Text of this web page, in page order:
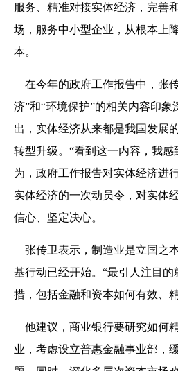
服务、精准对接实体经济，完善
场，服务中小型企业，从根本上
本。
在今年的政府工作报告中，张
济”和“环境保护”的相关内容印
出，实体经济从来都是我国发展
转型升级。“看到这一内容，我感
为，政府工作报告对实体经济进
实体经济的一次动员令，对实体
信心、坚定决心。
张传卫表示，制造业是立国之
基行动已经开始。“最引人注目
措，包括金融和资本如何有效、
他建议，商业银行要研究如何
业，考虑设立普惠金融事业部，